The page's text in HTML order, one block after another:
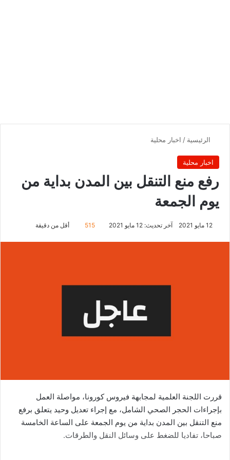
الرئيسية / اخبار محلية
اخبار محلية
رفع منع التنقل بين المدن بداية من
يوم الجمعة
12 مايو 2021 آخر تحديث: 12 مايو 2021 515 أقل من دقيقة
قررت اللجنة العلمية لمجابهة فيروس كورونا، مواصلة العمل
بإجراءات الحجر الصحي الشامل، مع إجراء تعديل وحيد يتعلق برفع
منع التنقل بين المدن بداية من يوم الجمعة على الساعة الخامسة
صباحا، تفاديا للضغط على وسائل النقل والطرقات.